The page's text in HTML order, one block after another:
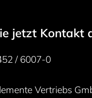
50
jetzt Kontakt
/ 6007-0
Vertriebs